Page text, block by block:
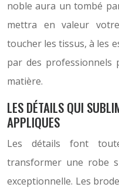
noble aura un tombé
mettra en valeur
toucher les tissus, à les
par des professionnels
matière.
LES DÉTAILS QUI
APPLIQUES
Les détails font
transformer une robe
exceptionnelle. Les